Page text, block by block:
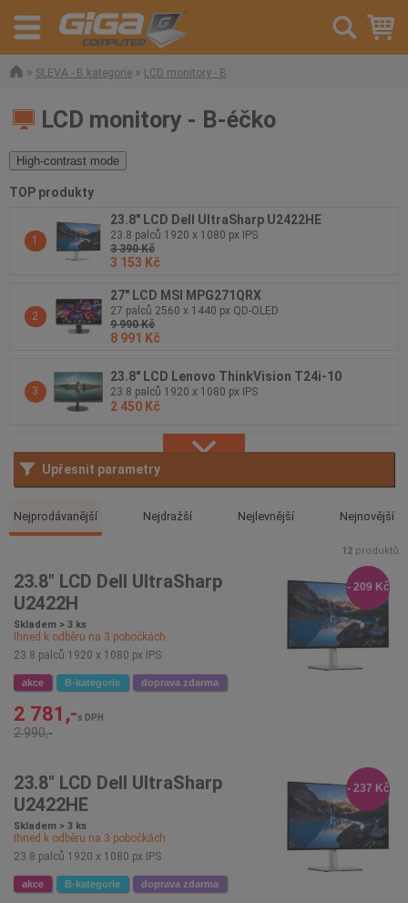
» SLEVA - B kategorie » LCD monitory - B
LCD monitory - B-éčko
High-contrast mode
TOP produkty
1
23.8" LCD Dell UltraSharp U2422HE
23.8 palců 1920 x 1080 px IPS
3 390 Kč
3 153 Kč
2
27" LCD MSI MPG271QRX
27 palců 2560 x 1440 px QD-OLED
9 990 Kč
8 991 Kč
3
23.8" LCD Lenovo ThinkVision T24i-10
23.8 palců 1920 x 1080 px IPS
2 450 Kč
Upřesnit parametry
Nejprodávanější Nejdražší Nejlevnější Nejnovější
12 produktů
23.8" LCD Dell UltraSharp
U2422H
Skladem > 3 ks
Ihned k odběru na 3 pobočkách
23.8 palců 1920 x 1080 px IPS
akce B-kategorie doprava zdarma
- 209 Kč
2 781,-s DPH
2 990,-
23.8" LCD Dell UltraSharp
U2422HE
Skladem > 3 ks
Ihned k odběru na 3 pobočkách
23.8 palců 1920 x 1080 px IPS
akce B-kategorie doprava zdarma
- 237 Kč